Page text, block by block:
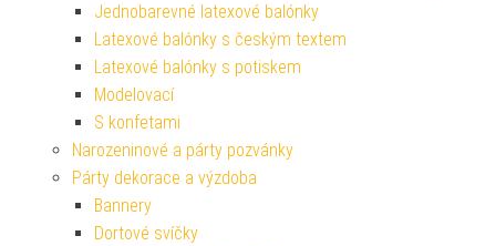
Jednobarevné latexové balónky
Latexové balónky s českým textem
Latexové balónky s potiskem
Modelovací
S konfetami
Narozeninové a párty pozvánky
Párty dekorace a výzdoba
Bannery
Dortové svíčky